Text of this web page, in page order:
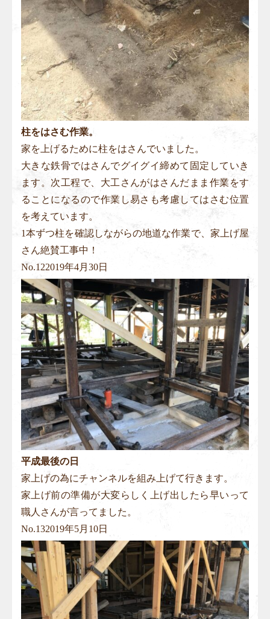
柱をはさむ作業。
家を上げるために柱をはさんでいました。
大きな鉄骨ではさんでグイグイ締めて固定していき
ます。次工程で、大工さんがはさんだまま作業をす
ることになるので作業し易さも考慮してはさむ位置
を考えています。
1本ずつ柱を確認しながらの地道な作業で、家上げ屋
さん絶賛工事中！
No.122019年4月30日
平成最後の日
家上げの為にチャンネルを組み上げて行きます。
家上げ前の準備が大変らしく上げ出したら早いって
職人さんが言ってました。
No.132019年5月10日